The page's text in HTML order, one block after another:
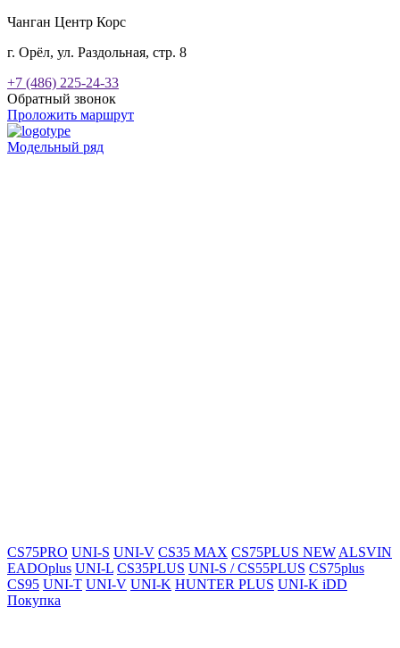
Чанган Центр Корс
г. Орёл, ул. Раздольная, стр. 8
+7 (486) 225-24-33
Обратный звонок
Проложить маршрут
Модельный ряд
CS75PRO UNI-S UNI-V CS35 MAX CS75PLUS NEW ALSVIN
EADOplus UNI-L CS35PLUS UNI-S / CS55PLUS CS75plus
CS95 UNI-T UNI-V UNI-K HUNTER PLUS UNI-K iDD
Покупка